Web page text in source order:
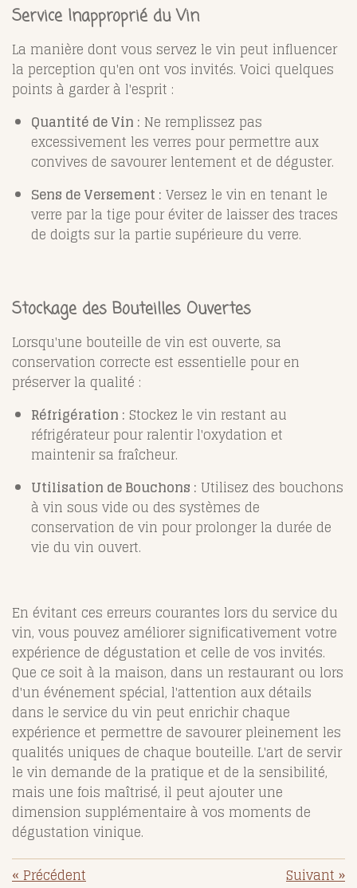
Service Inapproprié du Vin
La manière dont vous servez le vin peut influencer
la perception qu'en ont vos invités. Voici quelques
points à garder à l'esprit :
Quantité de Vin : Ne remplissez pas
excessivement les verres pour permettre aux
convives de savourer lentement et de déguster.
Sens de Versement : Versez le vin en tenant le
verre par la tige pour éviter de laisser des traces
de doigts sur la partie supérieure du verre.
Stockage des Bouteilles Ouvertes
Lorsqu'une bouteille de vin est ouverte, sa
conservation correcte est essentielle pour en
préserver la qualité :
Réfrigération : Stockez le vin restant au
réfrigérateur pour ralentir l'oxydation et
maintenir sa fraîcheur.
Utilisation de Bouchons : Utilisez des bouchons
à vin sous vide ou des systèmes de
conservation de vin pour prolonger la durée de
vie du vin ouvert.
En évitant ces erreurs courantes lors du service du
vin, vous pouvez améliorer significativement votre
expérience de dégustation et celle de vos invités.
Que ce soit à la maison, dans un restaurant ou lors
d'un événement spécial, l'attention aux détails
dans le service du vin peut enrichir chaque
expérience et permettre de savourer pleinement les
qualités uniques de chaque bouteille. L'art de servir
le vin demande de la pratique et de la sensibilité,
mais une fois maîtrisé, il peut ajouter une
dimension supplémentaire à vos moments de
dégustation vinique.
«Précédent Suivant»